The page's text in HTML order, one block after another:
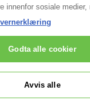
personvern
innenfor sosiale medier,
Avvis alle
Godta alle cookier